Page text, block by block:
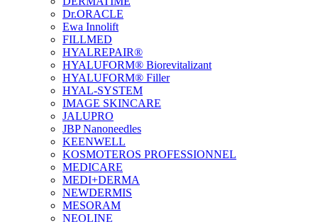
Dr.ORACLE
Ewa Innolift
FILLMED
НYALREPAIR®
HYALUFORM® Biorevitalizant
HYALUFORM® Filler
HYAL-SYSTEM
IMAGE SKINCARE
JALUPRO
JBP Nanoneedles
KEENWELL
KOSMOTEROS PROFESSIONNEL
MEDICARE
MEDI+DERMA
NEWDERMIS
MESORAM
NEOLINE